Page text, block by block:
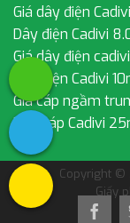
Giá dây điện
Dây điện Cadivi
Giá dây điện
Dây điện Cadivi
Giá cáp ngầm
Dây cáp Cadivi
Copyright ©
Giấy